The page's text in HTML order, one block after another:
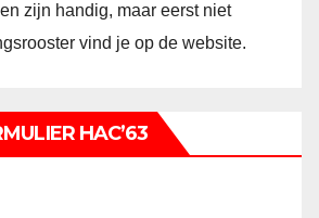
zijn handig, maar eerst niet
vind je op de website.
HAC’63